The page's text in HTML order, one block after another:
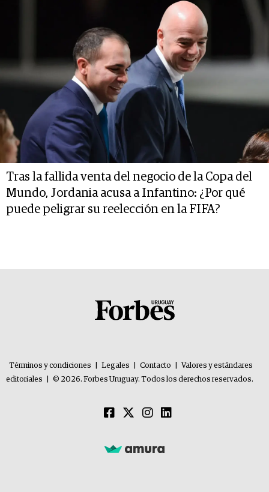
Tras la fallida venta del negocio de la Copa del
Mundo, Jordania acusa a Infantino: ¿Por qué
puede peligrar su reelección en la FIFA?
Términos y condiciones Legales Contacto
Valores y estándares
editoriales
© 2026. Forbes Uruguay. Todos los derechos reservados.